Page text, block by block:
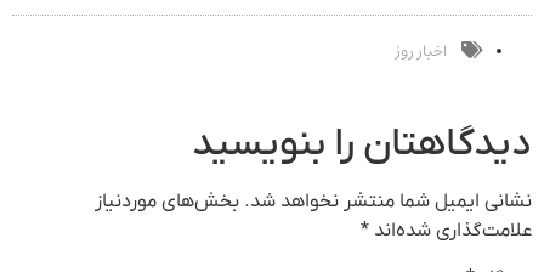
میلیارد وام بگیر
خرید محصول با
تخفیف ویژه
بفروش
اخبار روز
دیدگاهتان را بنویسید
نشانی ایمیل شما منتشر نخواهد شد. بخش‌های موردنیاز
علامت‌گذاری شده‌اند *